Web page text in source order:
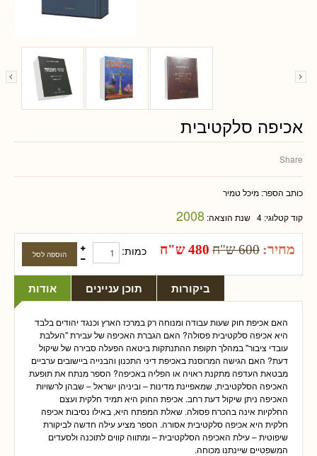
אכיפה סלקטיבית
Share
כותב הספר: מיכל טמיר
קוד קטלוגי: 4 שנת הוצאה: 2008
מחיר: 600 ש"ח 480 ש"ח כמות:
אודות תוכן עניינים ביקורות
האם אכיפת חוק שעות עבודה ומנוחה רק במרכז הארץ וכנגד יהודים בלבד
היא אכיפה סלקטיבית פסולה? האם הגברת האכיפה של עבירת "העלבת
עובדי ציבור" במהלך תקופת ההתנתקות ביטאה הפעלה סבירה של שיקול
דעת? האם הגישה המרוסנת באכיפת דיני התכנון והבנייה ביישובים ערביים
מבטאת העדפה מתקנת ראויה או הפליה באכיפה? הספר מנתח את תופעת
האכיפה הסלקטיבית, שמאפיינת מדינות – וביניהן ישראל – שבהן לרשויות
האכיפה ניתן שיקול דעת רחב. אכיפת החוק היא תמיד חלקית ועצם
החלקיות אינה בהכרח פסולה. שאלת המפתח היא, באילו נסיבות אכיפה
חלקית היא אכיפה סלקטיבית אסורה. הספר מציע עילה חדשה לביקורת
שיפוטית – עילת האכיפה הסלקטיבית – ומתווה קווים לתוכנה ולסעדים
המשפטיים שיינתנו מכוחה.